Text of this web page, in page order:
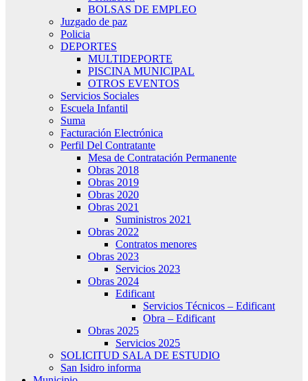
BOLSAS DE EMPLEO
Juzgado de paz
Policia
DEPORTES
MULTIDEPORTE
PISCINA MUNICIPAL
OTROS EVENTOS
Servicios Sociales
Escuela Infantil
Suma
Facturación Electrónica
Perfil Del Contratante
Mesa de Contratación Permanente
Obras 2018
Obras 2019
Obras 2020
Obras 2021
Suministros 2021
Obras 2022
Contratos menores
Obras 2023
Servicios 2023
Obras 2024
Edificant
Servicios Técnicos – Edificant
Obra – Edificant
Obras 2025
Servicios 2025
SOLICITUD SALA DE ESTUDIO
San Isidro informa